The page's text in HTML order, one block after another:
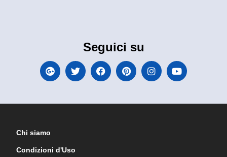
Seguici su
Chi siamo
Condizioni d'Uso